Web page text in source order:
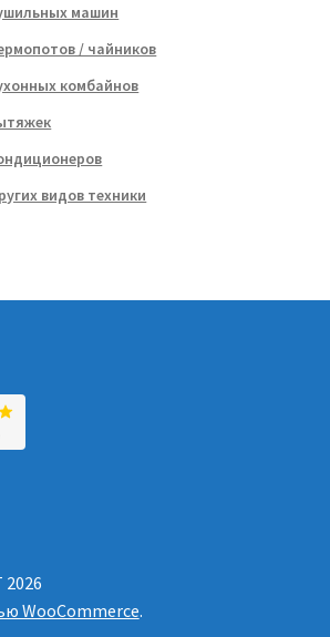
машин
/ чайников
комбайнов
видов техники
WooCommerce.